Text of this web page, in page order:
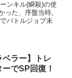
ンキル(瞬殺)の使
った、序盤当時。
バトルジョブ未
ベラー】トレ
でSP回復！